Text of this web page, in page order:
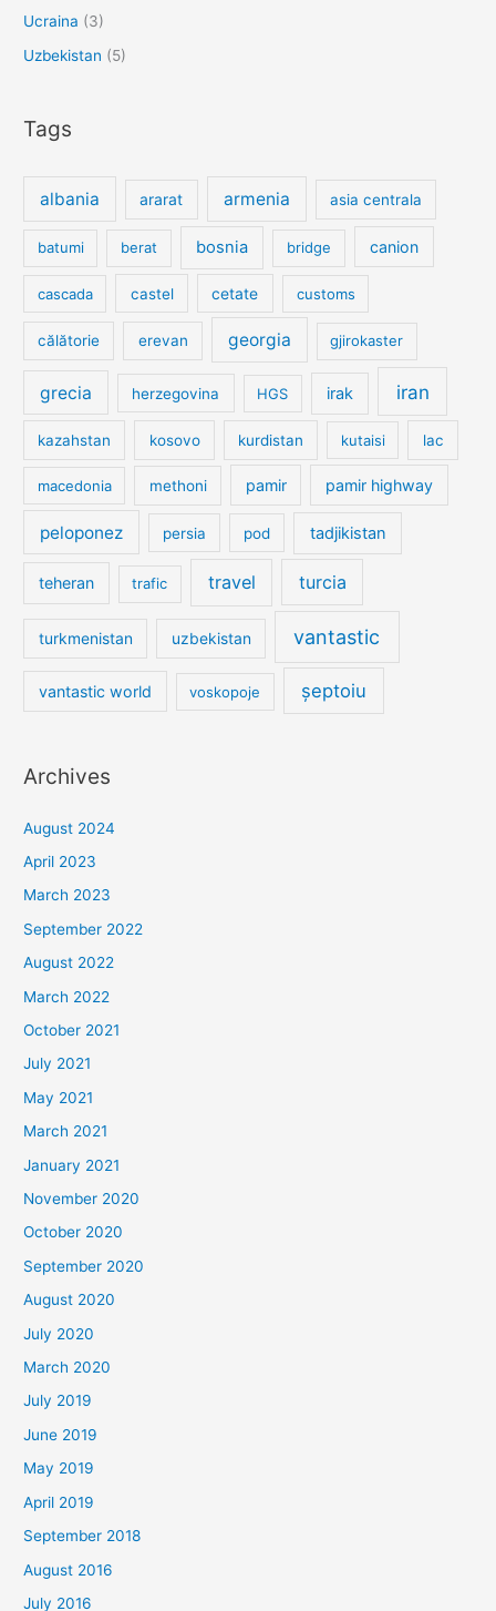
Ucraina (3)
Uzbekistan (5)
Tags
albania ararat armenia asia centrala
batumi berat bosnia bridge canion
cascada castel cetate customs
călătorie erevan georgia gjirokaster
grecia herzegovina HGS irak iran
kazahstan kosovo kurdistan kutaisi lac
macedonia methoni pamir pamir highway
peloponez persia pod tadjikistan
teheran trafic travel turcia
turkmenistan uzbekistan vantastic
vantastic world voskopoje șeptoiu
Archives
August 2024
April 2023
March 2023
September 2022
August 2022
March 2022
October 2021
July 2021
May 2021
March 2021
January 2021
November 2020
October 2020
September 2020
August 2020
July 2020
March 2020
July 2019
June 2019
May 2019
April 2019
September 2018
August 2016
July 2016